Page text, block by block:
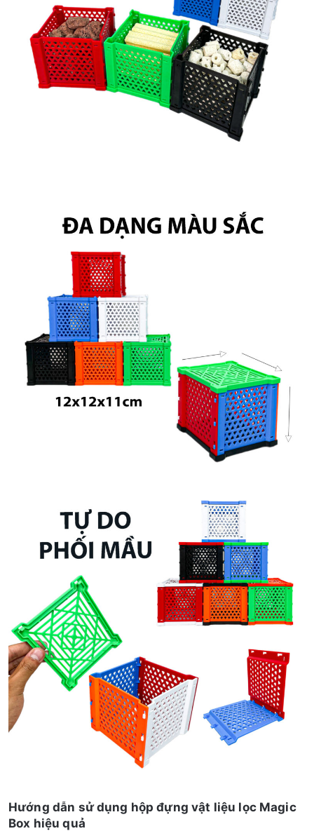
Hướng dẫn sử dụng hộp đựng vật liệu lọc Magic
Box hiệu quả